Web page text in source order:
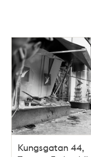
Kungsgatan 44,